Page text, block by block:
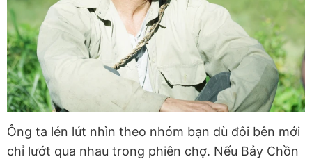
Ông ta lén lút nhìn theo nhóm bạn dù đôi bên mới
chỉ lướt qua nhau trong phiên chợ. Nếu Bảy Chồn